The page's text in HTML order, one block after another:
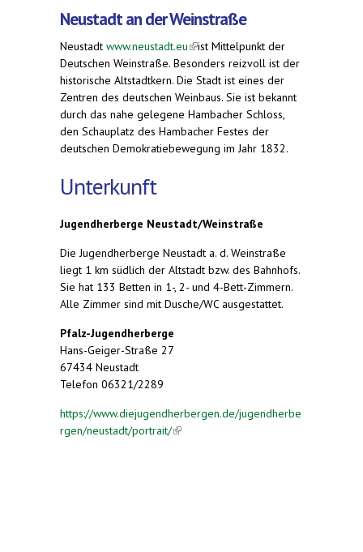
Neustadt an der Weinstraße
Neustadt www.neustadt.eu(link is external)
ist Mittelpunkt der
Deutschen Weinstraße. Besonders reizvoll ist der
historische Altstadtkern. Die Stadt ist eines der
Zentren des deutschen Weinbaus. Sie ist bekannt
durch das nahe gelegene Hambacher Schloss,
den Schauplatz des Hambacher Festes der
deutschen Demokratiebewegung im Jahr 1832.
Unterkunft
Jugendherberge Neustadt/Weinstraße
Die Jugendherberge Neustadt a. d. Weinstraße
liegt 1 km südlich der Altstadt bzw. des Bahnhofs.
Sie hat 133 Betten in 1-, 2- und 4-Bett-Zimmern.
Alle Zimmer sind mit Dusche/WC ausgestattet.
Pfalz-Jugendherberge
Hans-Geiger-Straße 27
67434 Neustadt
Telefon 06321/2289
https://www.diejugendherbergen.de/jugendherbe
rgen/neustadt/portrait/(link is external)